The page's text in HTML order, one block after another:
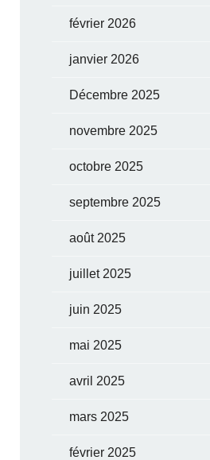
février 2026
janvier 2026
Décembre 2025
novembre 2025
octobre 2025
septembre 2025
août 2025
juillet 2025
juin 2025
mai 2025
avril 2025
mars 2025
février 2025